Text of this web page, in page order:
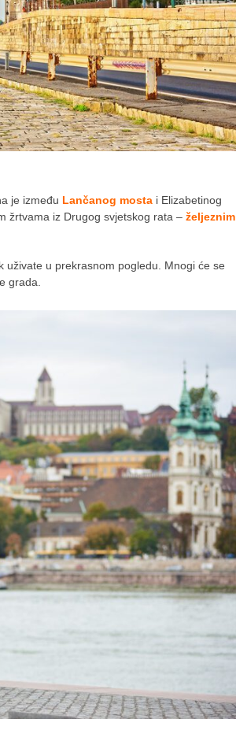
je između Lančanog mosta i Elizabetinog
žrtvama iz Drugog svjetskog rata – željeznim
uživate u prekrasnom pogledu. Mnogi će se
grada.